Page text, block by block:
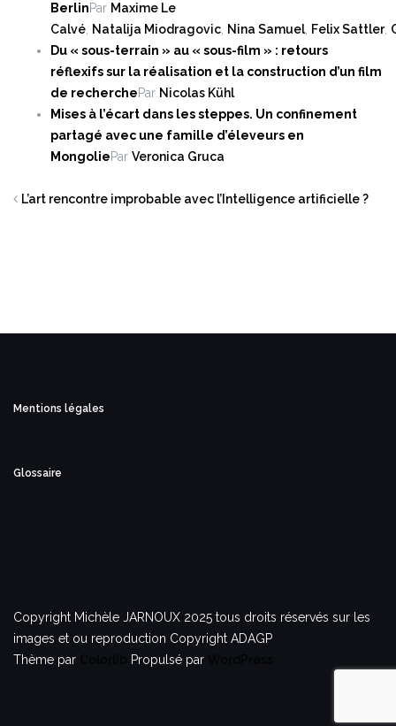
BerlinPar Maxime Le
Calvé, Natalija Miodragovic, Nina Samuel, Felix Sattler,
Du « sous-terrain » au « sous-film » : retours
réflexifs sur la réalisation et la construction d’un film
de recherchePar Nicolas Kühl
Mises à l’écart dans les steppes. Un confinement
partagé avec une famille d’éleveurs en
MongoliePar Veronica Gruca
L’art rencontre improbable avec l’Intelligence artificielle ?
Mentions légales
Glossaire
Copyright Michèle JARNOUX 2025 tous droits réservés sur les
images et ou reproduction Copyright ADAGP
Thème par
Propulsé par